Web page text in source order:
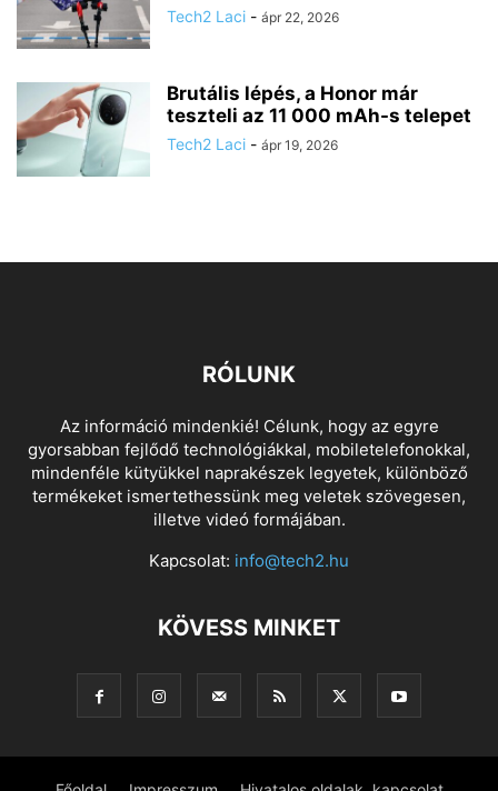
Tech2 Laci - ápr 22, 2026
Brutális lépés, a Honor már
teszteli az 11 000 mAh-s telepet
Tech2 Laci - ápr 19, 2026
RÓLUNK
Az információ mindenkié! Célunk, hogy az egyre
gyorsabban fejlődő technológiákkal, mobiletelefonokkal,
mindenféle kütyükkel naprakészek legyetek, különböző
termékeket ismertethessünk meg veletek szövegesen,
illetve videó formájában.
Kapcsolat: info@tech2.hu
KÖVESS MINKET